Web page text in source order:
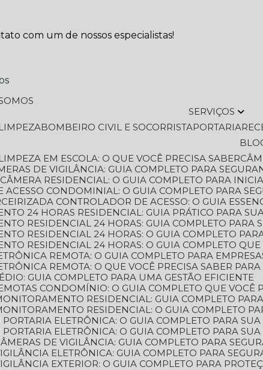
com um de nossos especialistas!
SERVIÇOS
BOMBEIRO CIVIL E SOCORRISTA PORTARIA
EM ESCOLA: O QUE VOCÊ PRECISA SABER
DE VIGILÂNCIA: GUIA COMPLETO PARA
CÂMERA RESIDENCIAL: O GUIA COMPLETO PARA
ACESSO CONDOMINIAL: O GUIA COMPLETO PARA
CONTROLADOR DE ACESSO: O GUIA
24 HORAS RESIDENCIAL: GUIA PRÁTICO PARA
RESIDENCIAL 24 HORAS: GUIA COMPLETO PARA
RESIDENCIAL 24 HORAS: O GUIA COMPLETO
RESIDENCIAL 24 HORAS: O GUIA COMPLETO
REMOTA: O GUIA COMPLETO PARA
REMOTA: O QUE VOCÊ PRECISA SABER
GUIA COMPLETO PARA UMA GESTÃO EFICIENTE
CONDOMÍNIO: O GUIA COMPLETO QUE VOCÊ
RESIDENCIAL: GUIA COMPLETO
RESIDENCIAL: O GUIA COMPLETO
PORTARIA ELETRÔNICA: O GUIA COMPLETO PARA
PORTARIA ELETRÔNICA: O GUIA COMPLETO PARA
DE VIGILÂNCIA: GUIA COMPLETO PARA
ELETRÔNICA: GUIA COMPLETO PARA
EXTERIOR: O GUIA COMPLETO PARA